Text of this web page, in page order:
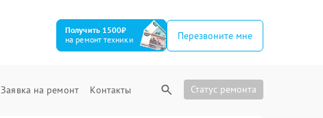
Получить 1500₽
на ремонт техники
Перезвоните мне
Заявка на ремонт Контакты Статус ремонта